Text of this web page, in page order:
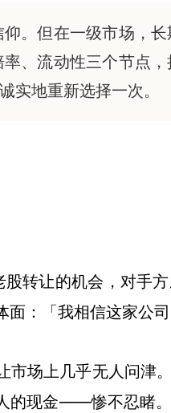
。但在一级市场，
、流动性三个节点
实地重新选择一次。
转让的机会，对手
：「我相信这家公
场上几乎无人问津
现金——惨不忍睹。